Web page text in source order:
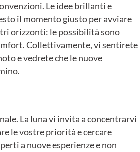
Le idee brillanti e
il momento giusto per avviare
orizzonti: le possibilità sono
Collettivamente, vi sentirete
e vedrete che le nuove
La luna vi invita a concentrarvi
le vostre priorità e cercare
a nuove esperienze e non